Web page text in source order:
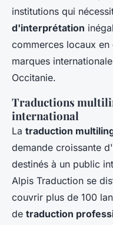
institutions qui
d'interprétation
commerces locaux
marques
Occitanie.
Traductions
international
La traduction
demande croissante
destinés à un public
Alpis Traduction se
couvrir plus de 100
de traduction